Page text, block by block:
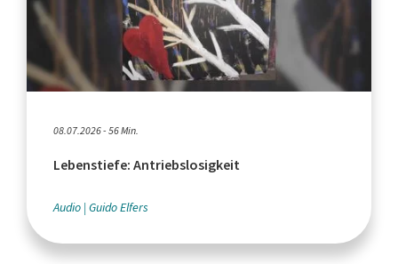
08.07.2026 - 56 Min.
Lebenstiefe: Antriebslosigkeit
Audio Guido Elfers